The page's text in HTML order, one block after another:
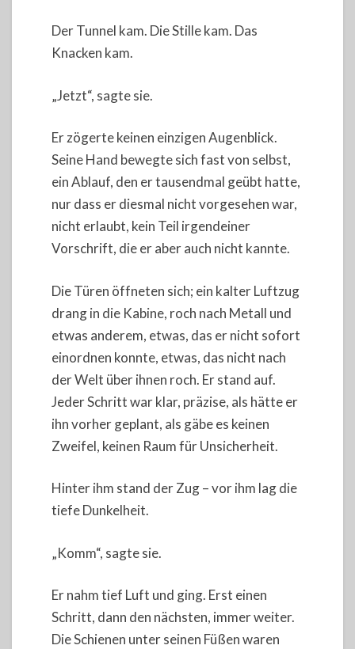
Der Tunnel kam. Die Stille kam. Das
Knacken kam.
„Jetzt“, sagte sie.
Er zögerte keinen einzigen Augenblick.
Seine Hand bewegte sich fast von selbst,
ein Ablauf, den er tausendmal geübt hatte,
nur dass er diesmal nicht vorgesehen war,
nicht erlaubt, kein Teil irgendeiner
Vorschrift, die er aber auch nicht kannte.
Die Türen öffneten sich; ein kalter Luftzug
drang in die Kabine, roch nach Metall und
etwas anderem, etwas, das er nicht sofort
einordnen konnte, etwas, das nicht nach
der Welt über ihnen roch. Er stand auf.
Jeder Schritt war klar, präzise, als hätte er
ihn vorher geplant, als gäbe es keinen
Zweifel, keinen Raum für Unsicherheit.
Hinter ihm stand der Zug – vor ihm lag die
tiefe Dunkelheit.
„Komm“, sagte sie.
Er nahm tief Luft und ging. Erst einen
Schritt, dann den nächsten, immer weiter.
Die Schienen unter seinen Füßen waren